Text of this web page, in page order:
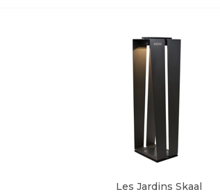
Les Jardins Skaal